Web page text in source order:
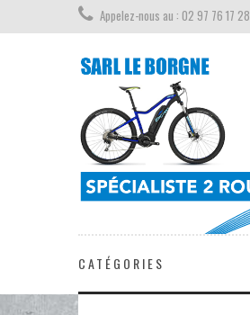
Appelez-nous au : 02 97 76 17 28
CATÉGORIES